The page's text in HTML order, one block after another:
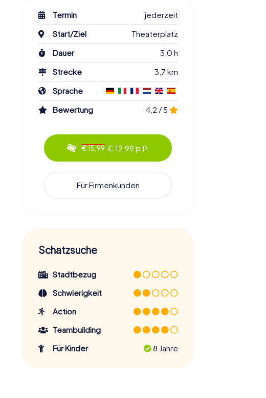
Termin
jederzeit
Start/Ziel
Theaterplatz
Dauer
3,0 h
Strecke
3,7 km
Sprache
Bewertung
4,2 / 5
€ 15,99 € 12,99 p.P.
Für Firmenkunden
Schatzsuche
Stadtbezug
Schwierigkeit
Action
Teambuilding
Für Kinder
8 Jahre